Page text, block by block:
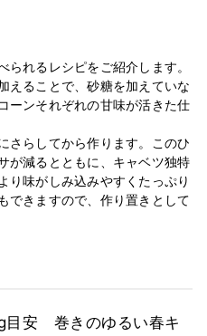
れるレシピをご紹介します。
えることで、砂糖を加えていな
ーンそれぞれの甘味が活きた仕
さらしてから作ります。このひ
が減るとともに、キャベツ独特
り味がしみ込みやすくたっぷり
できますので、作り置きとして
安 巻きのゆるい春キ